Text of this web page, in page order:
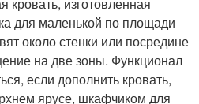
для маленькой по площади
около стенки или посредине
на две зоны. Функционал
если дополнить кровать,
ярусе, шкафчиком для